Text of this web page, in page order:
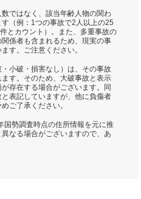
ではなく、該当年齢人物の関わ
（例：1つの事故で2人以上の25
とカウント）。また、多重事故の
係者も含まれるため、現実の事
す。ご注意ください。
小破・損害なし）は、その事故
す。そのため、大破事故と表示
存在する場合がございます。同
表記していますが、他に負傷者
ご了承ください。
国勢調査時点の住所情報を元に推
なる場合がございますので、あ